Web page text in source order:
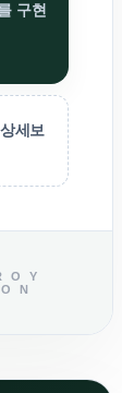
구현
세보